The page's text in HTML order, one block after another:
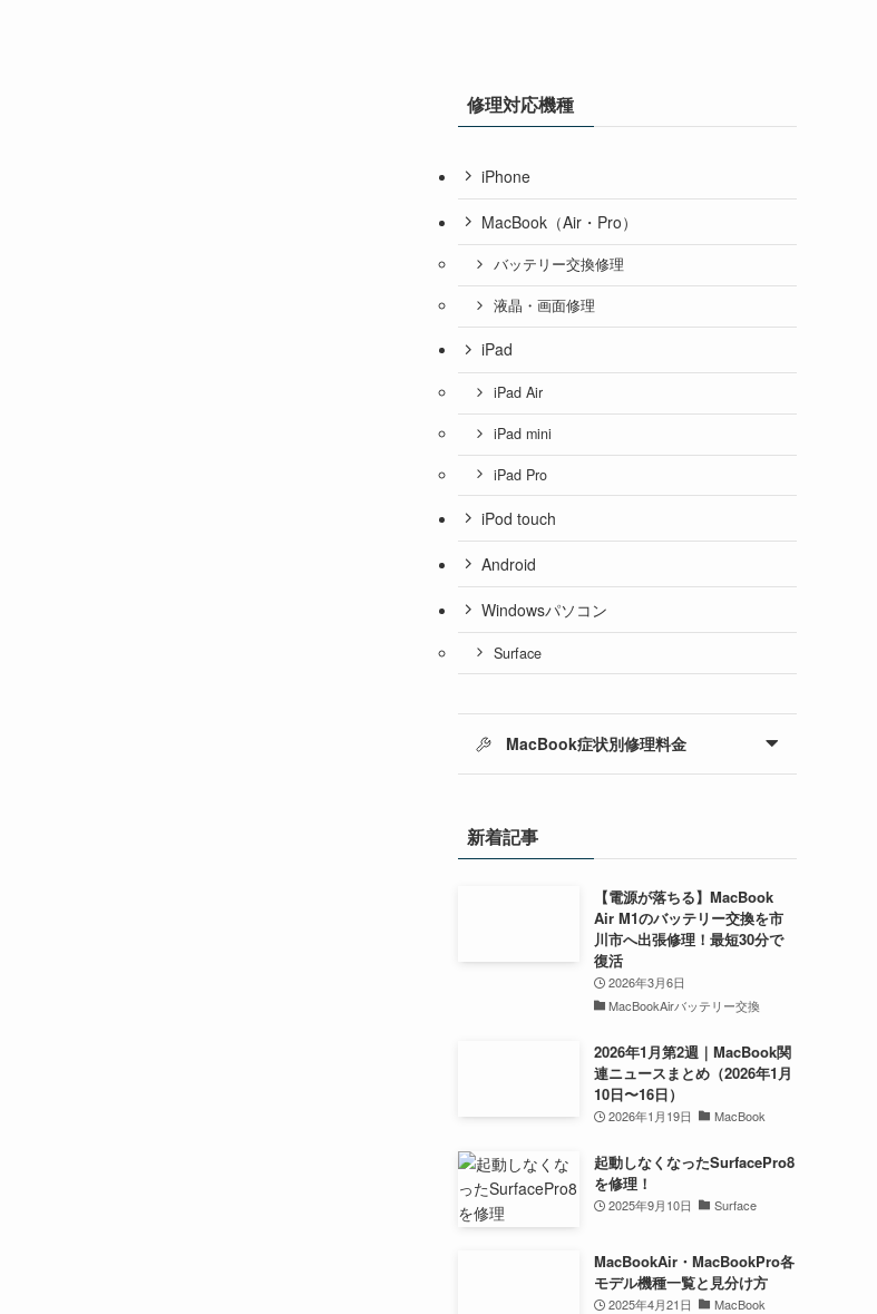
修理対応機種
iPhone
MacBook（Air・Pro）
バッテリー交換修理
液晶・画面修理
iPad
iPad Air
iPad mini
iPad Pro
iPod touch
Android
Windowsパソコン
Surface
MacBook症状別修理料金
新着記事
【電源が落ちる】MacBook
Air M1のバッテリー交換を市
川市へ出張修理！最短30分で
復活
2026年3月6日
MacBookAirバッテリー交換
2026年1月第2週｜MacBook関
連ニュースまとめ（2026年1月
10日〜16日）
2026年1月19日 MacBook
起動しなくなったSurfacePro8
を修理！
2025年9月10日 Surface
MacBookAir・MacBookPro各
モデル機種一覧と見分け方
2025年4月21日 MacBook